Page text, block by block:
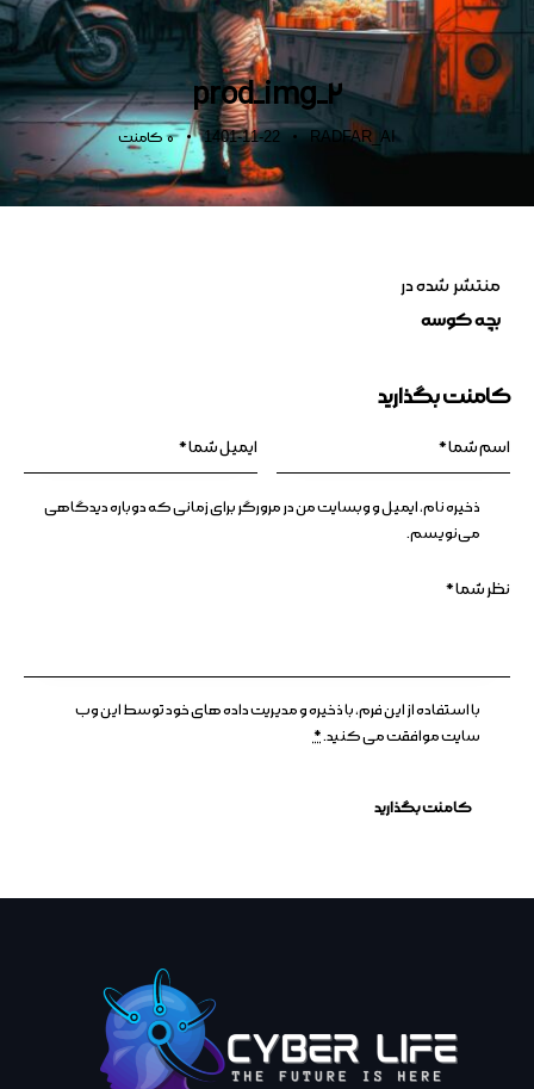
prod_img_2
RADFAR_AI
1401-11-22
0 کامنت
منتشر شده در
بچه کوسه
کامنت بگذارید
ذخیره نام، ایمیل و وبسایت من در مرورگر برای زمانی که دوباره دیدگاهی
می‌نویسم.
با استفاده از این فرم، با ذخیره و مدیریت داده های خود توسط این وب
سایت موافقت می کنید.*